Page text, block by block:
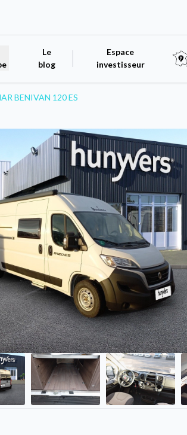
Le
blog
Espace
investisseur
BENIVAN 120 ES